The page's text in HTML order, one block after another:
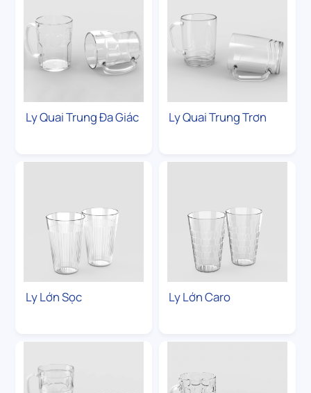
Ly Quai Trung Đa Giác Ly Quai Trung Trơn
Ly Lớn Sọc Ly Lớn Caro